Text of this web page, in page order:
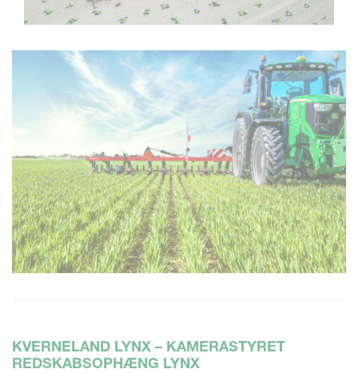
KVERNELAND LYNX – KAMERASTYRET
REDSKABSOPHÆNG LYNX